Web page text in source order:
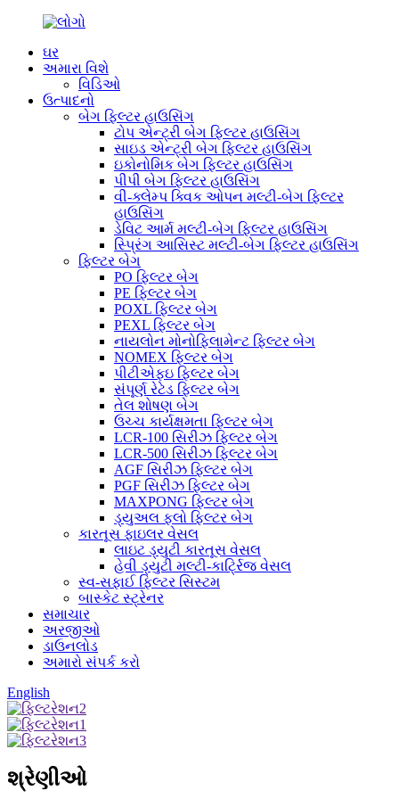
ઘર
અમારા વિશે
વિડિઓ
ઉત્પાદનો
બેગ ફિલ્ટર હાઉસિંગ
ટોપ એન્ટ્રી બેગ ફિલ્ટર હાઉસિંગ
સાઇડ એન્ટ્રી બેગ ફિલ્ટર હાઉસિંગ
ઇકોનોમિક બેગ ફિલ્ટર હાઉસિંગ
પીપી બેગ ફિલ્ટર હાઉસિંગ
વી-ક્લેમ્પ ક્વિક ઓપન મલ્ટી-બેગ ફિલ્ટર
હાઉસિંગ
ડેવિટ આર્મ મલ્ટી-બેગ ફિલ્ટર હાઉસિંગ
સ્પ્રિંગ આસિસ્ટ મલ્ટી-બેગ ફિલ્ટર હાઉસિંગ
ફિલ્ટર બેગ
PO ફિલ્ટર બેગ
PE ફિલ્ટર બેગ
POXL ફિલ્ટર બેગ
PEXL ફિલ્ટર બેગ
નાયલોન મોનોફિલામેન્ટ ફિલ્ટર બેગ
NOMEX ફિલ્ટર બેગ
પીટીએફઇ ફિલ્ટર બેગ
સંપૂર્ણ રેટેડ ફિલ્ટર બેગ
તેલ શોષણ બેગ
ઉચ્ચ કાર્યક્ષમતા ફિલ્ટર બેગ
LCR-100 સિરીઝ ફિલ્ટર બેગ
LCR-500 સિરીઝ ફિલ્ટર બેગ
AGF સિરીઝ ફિલ્ટર બેગ
PGF સિરીઝ ફિલ્ટર બેગ
MAXPONG ફિલ્ટર બેગ
ડ્યુઅલ ફ્લો ફિલ્ટર બેગ
કારતૂસ ફાઇલર વેસલ
લાઇટ ડ્યુટી કારતૂસ વેસલ
હેવી ડ્યુટી મલ્ટી-કાર્ટ્રિજ વેસલ
સ્વ-સફાઈ ફિલ્ટર સિસ્ટમ
બાસ્કેટ સ્ટ્રેનર
સમાચાર
અરજીઓ
ડાઉનલોડ
અમારો સંપર્ક કરો
English
શ્રેણીઓ